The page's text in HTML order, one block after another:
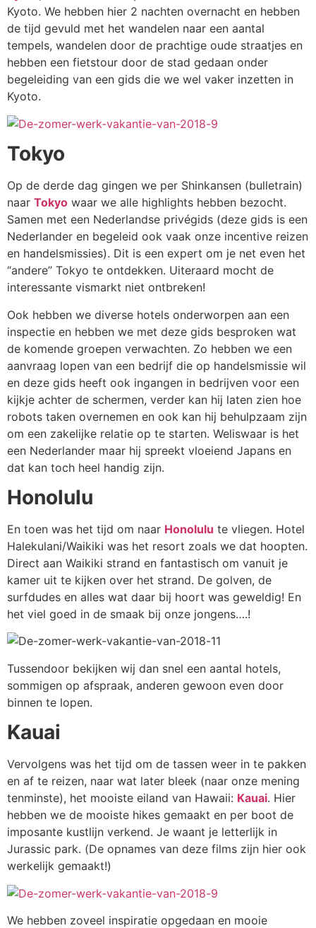
Kyoto. We hebben hier 2 nachten overnacht en hebben
de tijd gevuld met het wandelen naar een aantal
tempels, wandelen door de prachtige oude straatjes en
hebben een fietstour door de stad gedaan onder
begeleiding van een gids die we wel vaker inzetten in
Kyoto.
Tokyo
Op de derde dag gingen we per Shinkansen (bulletrain)
naar Tokyo waar we alle highlights hebben bezocht.
Samen met een Nederlandse privégids (deze gids is een
Nederlander en begeleid ook vaak onze incentive reizen
en handelsmissies). Dit is een expert om je net even het
“andere” Tokyo te ontdekken. Uiteraard mocht de
interessante vismarkt niet ontbreken!
Ook hebben we diverse hotels onderworpen aan een
inspectie en hebben we met deze gids besproken wat
de komende groepen verwachten. Zo hebben we een
aanvraag lopen van een bedrijf die op handelsmissie wil
en deze gids heeft ook ingangen in bedrijven voor een
kijkje achter de schermen, verder kan hij laten zien hoe
robots taken overnemen en ook kan hij behulpzaam zijn
om een zakelijke relatie op te starten. Weliswaar is het
een Nederlander maar hij spreekt vloeiend Japans en
dat kan toch heel handig zijn.
Honolulu
En toen was het tijd om naar Honolulu te vliegen. Hotel
Halekulani/Waikiki was het resort zoals we dat hoopten.
Direct aan Waikiki strand en fantastisch om vanuit je
kamer uit te kijken over het strand. De golven, de
surfdudes en alles wat daar bij hoort was geweldig! En
het viel goed in de smaak bij onze jongens….!
Tussendoor bekijken wij dan snel een aantal hotels,
sommigen op afspraak, anderen gewoon even door
binnen te lopen.
Kauai
Vervolgens was het tijd om de tassen weer in te pakken
en af te reizen, naar wat later bleek (naar onze mening
tenminste), het mooiste eiland van Hawaii: Kauai. Hier
hebben we de mooiste hikes gemaakt en per boot de
imposante kustlijn verkend. Je waant je letterlijk in
Jurassic park. (De opnames van deze films zijn hier ook
werkelijk gemaakt!)
We hebben zoveel inspiratie opgedaan en mooie